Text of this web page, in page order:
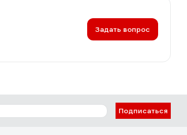
Задать вопрос
Подписаться